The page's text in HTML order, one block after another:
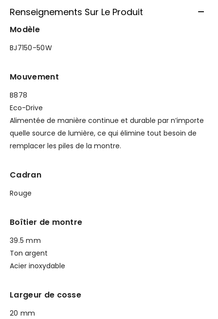
Renseignements Sur Le Produit
Modèle
BJ7150-50W
Mouvement
B878
Eco-Drive
Alimentée de manière continue et durable par n’importe
quelle source de lumière, ce qui élimine tout besoin de
remplacer les piles de la montre.
Cadran
Rouge
Boîtier de montre
39.5 mm
Ton argent
Acier inoxydable
Largeur de cosse
20 mm